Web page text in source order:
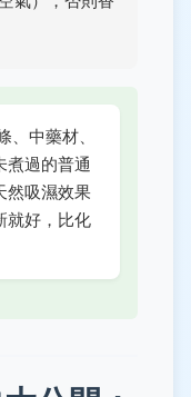
、中藥材、
煮過的普通
然吸濕效果
就好，比化